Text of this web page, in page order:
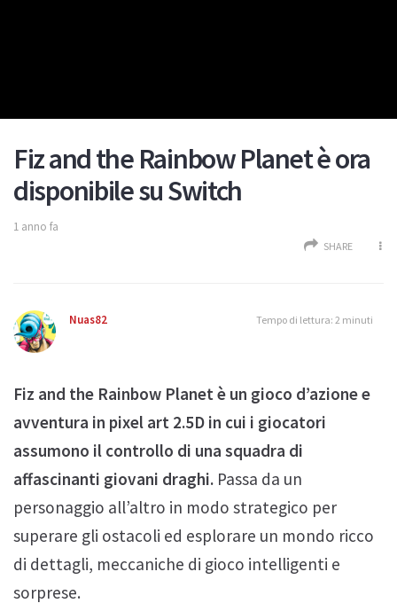
Fiz and the Rainbow Planet è ora
disponibile su Switch
1 anno fa
SHARE
Nuas82 Tempo di lettura: 2 minuti
Fiz and the Rainbow Planet è un gioco d’azione e
avventura in pixel art 2.5D in cui i giocatori
assumono il controllo di una squadra di
affascinanti giovani draghi. Passa da un
personaggio all’altro in modo strategico per
superare gli ostacoli ed esplorare un mondo ricco
di dettagli, meccaniche di gioco intelligenti e
sorprese.